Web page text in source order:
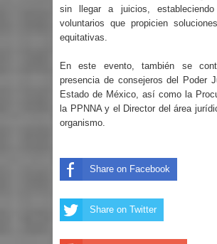
sin llegar a juicios, estableciendo
voluntarios que propicien
equitativas.
En este evento, también se
presencia de consejeros del Poder
Estado de México, así como la
la PPNNA y el Director del área
organismo.
Share on Facebook
Share on Twitter